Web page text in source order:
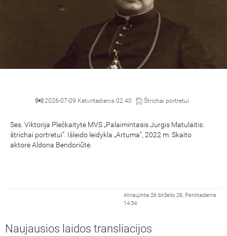
2026-07-09 Ketvirtadienis 02:40 Štrichai portretui
Ses. Viktorija Plečkaitytė MVS „Palaimintasis Jurgis Matulaitis:
štrichai portretui“. Išleido leidykla „Artuma“, 2022 m. Skaito
aktorė Aldona Bendoriūtė.
Atnaujinta 26 birželio 26, Penktadienis
14:34
Naujausios laidos transliacijos